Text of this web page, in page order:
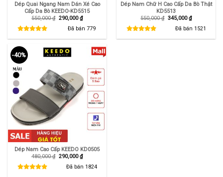
Dép Quai Ngang Nam Dán Xé Cao
Cấp Da Bò KEEDO-KD5515
550,000₫ Giá
550,000 ₫.
290,000₫Giá
hiện
tại
là:
290,000 ₫.
Đã bán 779
Dép Nam Chữ H Cao Cấp Da Bò Thật
KD5513
550,000₫ Giá
550,000 ₫.
345,000₫Giá
hiện
tại
là:
345,000 ₫.
Đã bán 1521
-40%
Dép Nam Cao Cấp KEEDO KD0505
480,000₫ Giá
290,000₫Giá
hiện
tại
Đã bán 1824